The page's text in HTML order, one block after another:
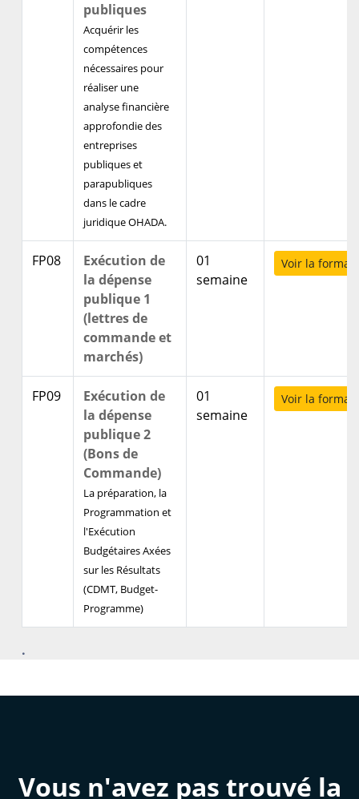
publiques
Acquérir les
compétences
nécessaires pour
réaliser une
analyse financière
approfondie des
entreprises
publiques et
parapubliques
dans le cadre
juridique OHADA.
FP08
Exécution de
la dépense
publique 1
(lettres de
commande et
marchés)
01
semaine
Voir la
FP09
Exécution de
la dépense
publique 2
(Bons de
Commande)
La préparation, la
Programmation et
l'Exécution
Budgétaires Axées
sur les Résultats
(CDMT, Budget-
Programme)
01
semaine
Voir la
.
Vous n'avez pas trouvé la
résultats concrets obtenus